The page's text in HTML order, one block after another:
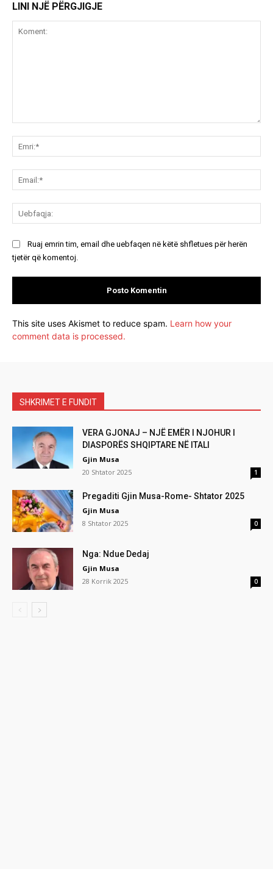
LINI NJË PËRGJIGJE
Ruaj emrin tim, email dhe uebfaqen në këtë shfletues për herën
tjetër që komentoj.
This site uses Akismet to reduce spam. Learn how your
comment data is processed.
SHKRIMET E FUNDIT
VERA GJONAJ – NJË EMËR I NJOHUR I
DIASPORËS SHQIPTARE NË ITALI
Gjin Musa
20 Shtator 2025
1
Pregaditi Gjin Musa-Rome- Shtator 2025
Gjin Musa
8 Shtator 2025
0
Nga: Ndue Dedaj
Gjin Musa
28 Korrik 2025
0